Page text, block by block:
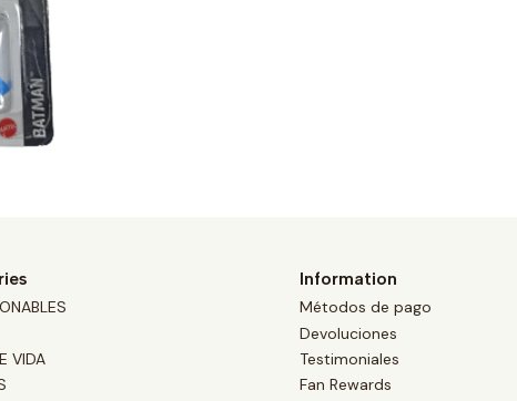
VIDA
Information
Métodos de pago
Devoluciones
Testimoniales
Fan Rewards